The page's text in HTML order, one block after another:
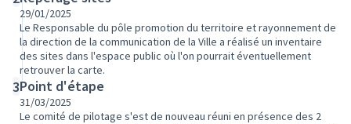
29/01/2025
Le Responsable du pôle promotion du territoire et rayonnement de
la direction de la communication de la Ville a réalisé un inventaire
des sites dans l'espace public où l'on pourrait éventuellement
retrouver la carte.
3Point d'étape
31/03/2025
Le comité de pilotage s'est de nouveau réuni en présence des 2